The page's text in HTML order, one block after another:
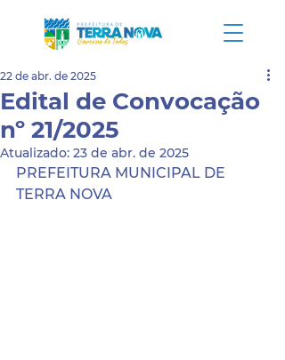
Edital de Convocação
nº 21/2025
22 de abr. de 2025
Atualizado: 23 de abr. de 2025
PREFEITURA MUNICIPAL DE
TERRA NOVA